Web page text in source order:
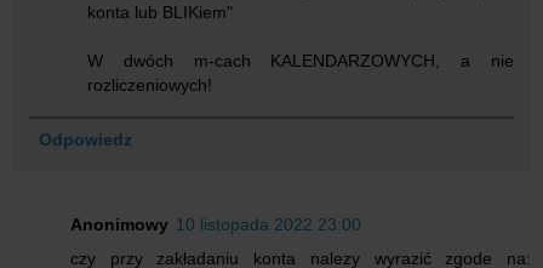
konta lub BLIKiem"
W dwóch m-cach KALENDARZOWYCH, a nie
rozliczeniowych!
Odpowiedz
Anonimowy 10 listopada 2022 23:00
czy przy zakładaniu konta nalezy wyrazić zgode na: